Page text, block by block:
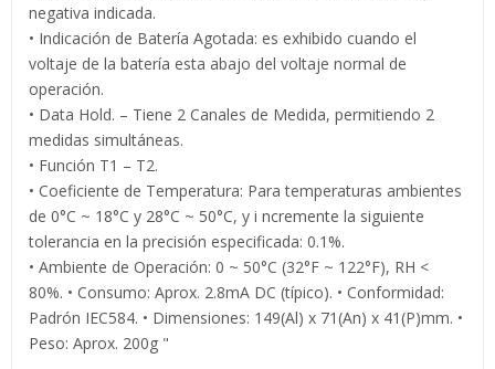
negativa indicada.
• Indicación de Batería Agotada: es exhibido cuando el
voltaje de la batería esta abajo del voltaje normal de
operación.
• Data Hold. – Tiene 2 Canales de Medida, permitiendo 2
medidas simultáneas.
• Función T1 – T2.
• Coeficiente de Temperatura: Para temperaturas ambientes
de 0°C ~ 18°C y 28°C ~ 50°C, y i ncremente la siguiente
tolerancia en la precisión especificada: 0.1%.
• Ambiente de Operación: 0 ~ 50°C (32°F ~ 122°F), RH <
80%. • Consumo: Aprox. 2.8mA DC (típico). • Conformidad:
Padrón IEC584. • Dimensiones: 149(Al) x 71(An) x 41(P)mm. •
Peso: Aprox. 200g "